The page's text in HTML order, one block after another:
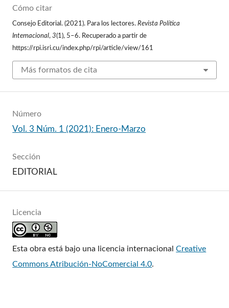
Cómo citar
Consejo Editorial. (2021). Para los lectores.Revista Política
Internacional,3(1), 5–6. Recuperado a partir de
https://rpi.isri.cu/index.php/rpi/article/view/161
Más formatos de cita
Número
Vol. 3 Núm. 1 (2021): Enero-Marzo
Sección
EDITORIAL
Licencia
Esta obra está bajo una licencia internacionalCreative
Commons Atribución-NoComercial 4.0.